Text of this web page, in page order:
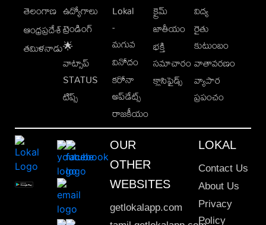
తెలంగాణ
ఆంధ్రప్రదేశ్
తమిళనాడు
ఉద్యోగాలు
ట్రెండింగ్
🌟
వాట్సాప్
STATUS
టిప్స్
Lokal
-
మగువ
వినోదం
కరోనా
అప్‌డేట్స్
రాజకీయం
క్రైమ్
జాతీయం
భక్తి
సమాచారం
క్లాసిఫైడ్స్
విద్య
రైతు
కుటుంబం
వాతావరణం
వ్యాపార
ప్రపంచం
OUR
OTHER
WEBSITES
getlokalapp.com
LOKAL
Contact Us
About Us
Privacy
Policy